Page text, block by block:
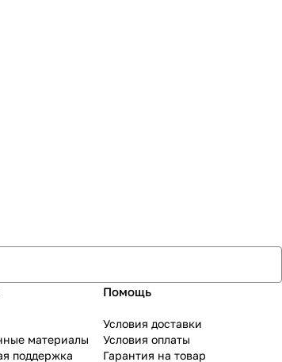
материалы
поддержка
Помощь
Условия доставки
Условия оплаты
Гарантия на товар